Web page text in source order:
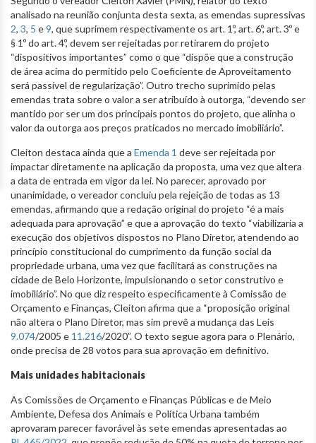
analisado na reunião conjunta desta sexta, as emendas supressivas
2, 3, 5 e9, que suprimem respectivamente os art. 1º, art. 6º, art. 3º e
§ 1º do art. 4º, devem ser rejeitadas por retirarem do projeto
“dispositivos importantes” como o que “dispõe que a construção
de área acima do permitido pelo Coeficiente de Aproveitamento
será passível de regularização”. Outro trecho suprimido pelas
emendas trata sobre o valor a ser atribuído à outorga, “devendo ser
mantido por ser um dos principais pontos do projeto, que alinha o
valor da outorga aos preços praticados no mercado imobiliário”.
Cleiton destaca ainda que a Emenda 1 deve ser rejeitada por
impactar diretamente na aplicação da proposta, uma vez que altera
a data de entrada em vigor da lei. No parecer, aprovado por
unanimidade, o vereador concluiu pela rejeição de todas as 13
emendas, afirmando que a redação original do projeto “é a mais
adequada para aprovação” e que a aprovação do texto “viabilizaria a
execução dos objetivos dispostos no Plano Diretor, atendendo ao
princípio constitucional do cumprimento da função social da
propriedade urbana, uma vez que facilitará as construções na
cidade de Belo Horizonte, impulsionando o setor construtivo e
imobiliário”. No que diz respeito especificamente à Comissão de
Orçamento e Finanças, Cleiton afirma que a “proposição original
não altera o Plano Diretor, mas sim prevê a mudança das Leis
9.074/2005 e 11.216/2020”. O texto segue agora para o Plenário,
onde precisa de 28 votos para sua aprovação em definitivo.
Mais unidades habitacionais
As Comissões de Orçamento e Finanças Públicas e de Meio
Ambiente, Defesa dos Animais e Política Urbana também
aprovaram parecer favorável às sete emendas apresentadas ao